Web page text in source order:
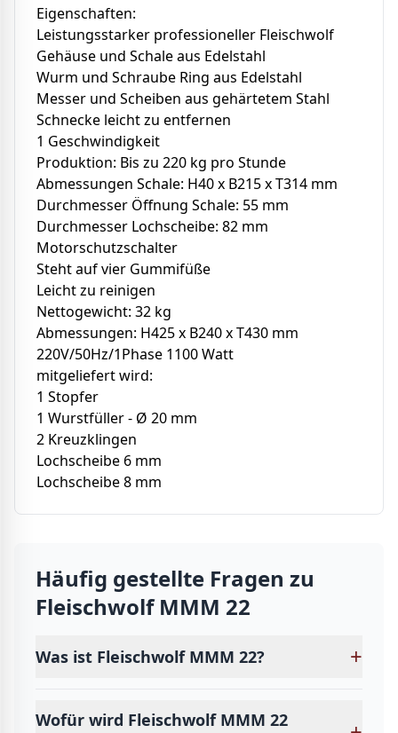
Eigenschaften:
Leistungsstarker professioneller Fleischwolf
Gehäuse und Schale aus Edelstahl
Wurm und Schraube Ring aus Edelstahl
Messer und Scheiben aus gehärtetem Stahl
Schnecke leicht zu entfernen
1 Geschwindigkeit
Produktion: Bis zu 220 kg pro Stunde
Abmessungen Schale: H40 x B215 x T314 mm
Durchmesser Öffnung Schale: 55 mm
Durchmesser Lochscheibe: 82 mm
Motorschutzschalter
Steht auf vier Gummifüße
Leicht zu reinigen
Nettogewicht: 32 kg
Abmessungen: H425 x B240 x T430 mm
220V/50Hz/1Phase 1100 Watt
mitgeliefert wird:
1 Stopfer
1 Wurstfüller - Ø 20 mm
2 Kreuzklingen
Lochscheibe 6 mm
Lochscheibe 8 mm
Häufig gestellte Fragen zu
Fleischwolf MMM 22
Was ist Fleischwolf MMM 22? +
Wofür wird Fleischwolf MMM 22